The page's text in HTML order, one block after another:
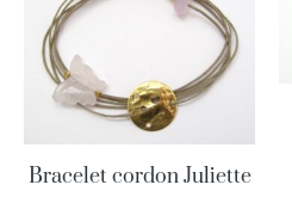
Bracelet cordon Juliette